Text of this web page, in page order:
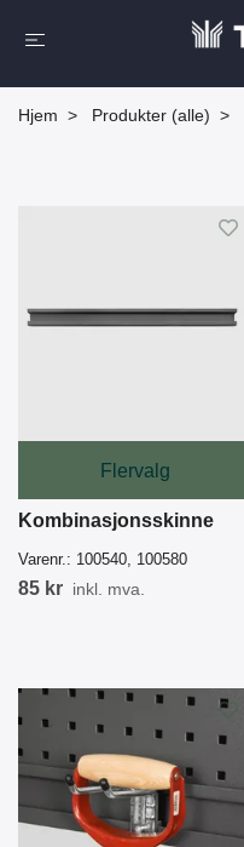
Hjem Produkter (alle)
Flervalg
Kombinasjonsskinne
Varenr.: 100540, 100580
85 kr inkl. mva.